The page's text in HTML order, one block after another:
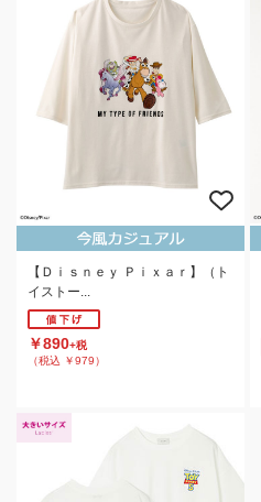
【Ｄｉｓｎｅｙ Ｐｉｘａｒ】（ト
イストー...
￥890+税
（税込 ￥979）